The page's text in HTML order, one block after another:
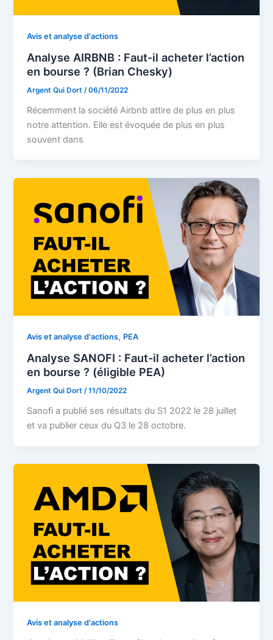
Avis et analyse d'actions
Analyse AIRBNB : Faut-il acheter l’action
en bourse ? (Brian Chesky)
Argent Qui Dort /06/11/2022
Récemment la société Airbnb attire de plus en plus
notre attention. Elle est évoquée de plus en plus
souvent dans
Avis et analyse d'actions, PEA
Analyse SANOFI : Faut-il acheter l’action
en bourse ? (éligible PEA)
Argent Qui Dort /11/10/2022
Sanofi a publié ses résultats du S1 2022 le 28 juillet
et va publier ceux du Q3 le 28 octobre.
Avis et analyse d'actions